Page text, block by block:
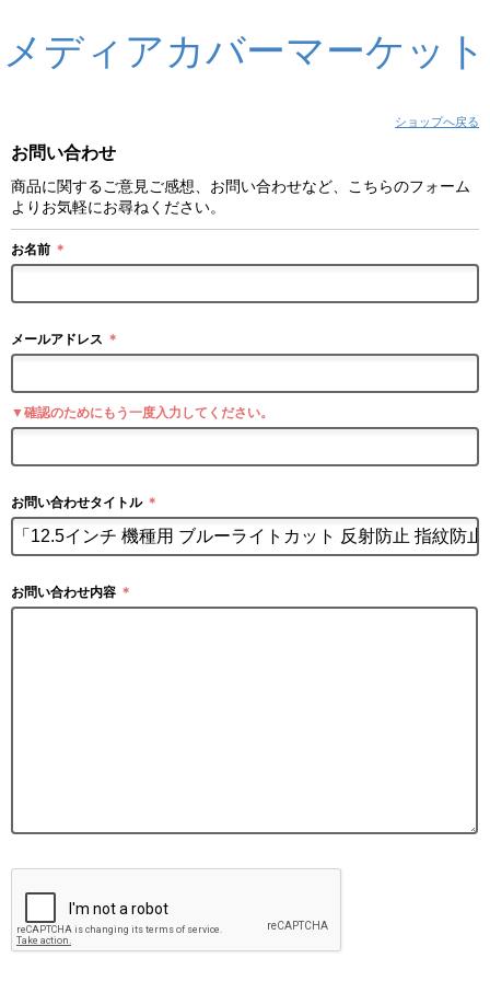
メディアカバーマーケット
ショップへ戻る
お問い合わせ
商品に関するご意見ご感想、お問い合わせなど、こちらのフォーム
よりお気軽にお尋ねください。
お名前 ＊
メールアドレス ＊
▼確認のためにもう一度入力してください。
お問い合わせタイトル ＊
お問い合わせ内容 ＊